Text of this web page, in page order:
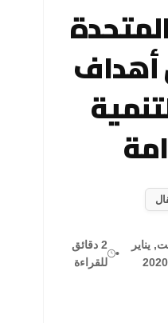
أهداف
يناير
•
2 دقائق
للقراءة